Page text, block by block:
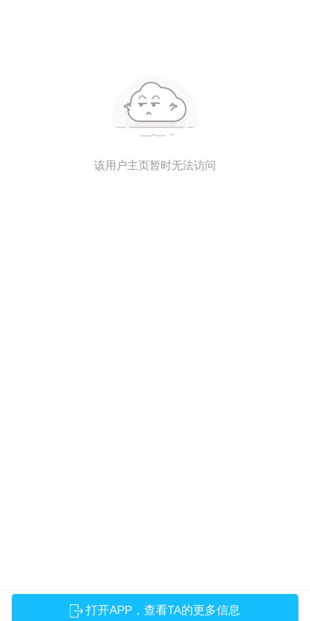
打开APP，查看TA的更多信息
该用户主页暂时无法访问